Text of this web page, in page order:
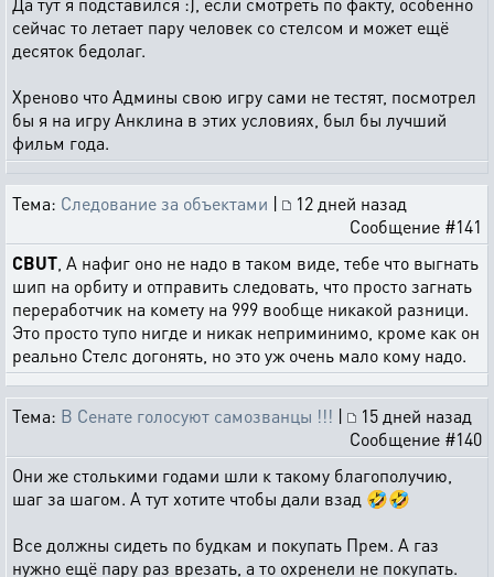
сейчас то летает пару человек со стелсом и может ещё
десяток бедолаг.
Хреново что Админы свою игру сами не тестят, посмотрел
бы я на игру Анклина в этих условиях, был бы лучший
фильм года.
Тема: Следование за объектами |
12 дней назад
Сообщение #141
CBUT , А нафиг оно не надо в таком виде, тебе что выгнать
шип на орбиту и отправить следовать, что просто загнать
переработчик на комету на 999 вообще никакой разници.
Это просто тупо нигде и никак неприминимо, кроме как он
реально Стелс догонять, но это уж очень мало кому надо.
Тема: В Сенате голосуют самозванцы !!! |
15 дней назад
Сообщение #140
Они же столькими годами шли к такому благополучию,
шаг за шагом. А тут хотите чтобы дали взад 🤣🤣
Все должны сидеть по будкам и покупать Прем. А газ
нужно ещё пару раз врезать, а то охренели не покупать.